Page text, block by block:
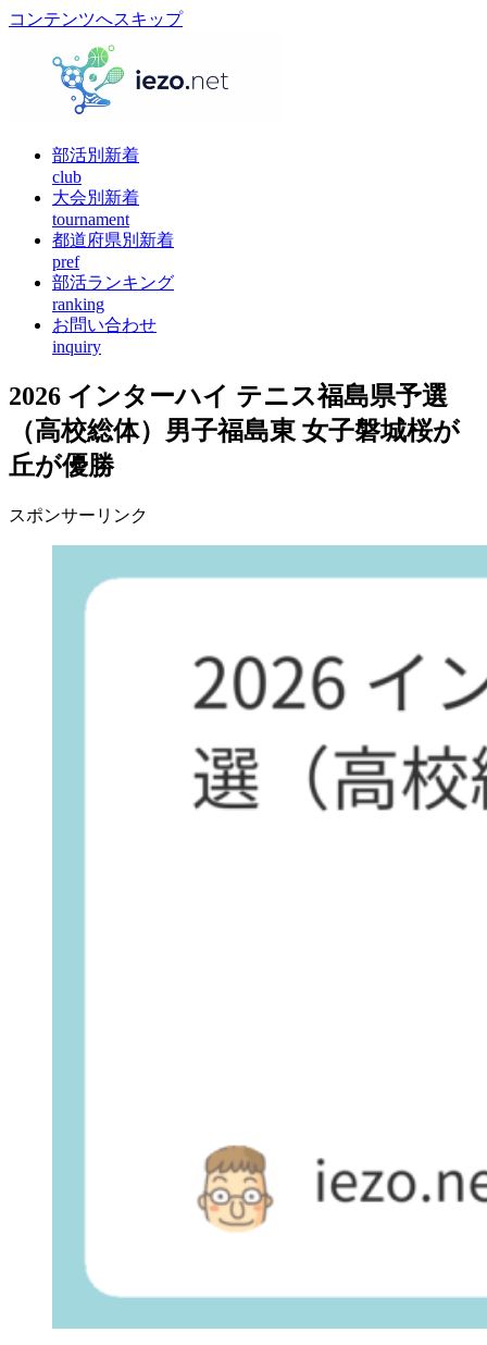
コンテンツへスキップ
部活別新着
club
大会別新着
tournament
都道府県別新着
pref
部活ランキング
ranking
お問い合わせ
inquiry
2026 インターハイ テニス福島県予選
（高校総体）男子福島東 女子磐城桜が
丘が優勝
スポンサーリンク